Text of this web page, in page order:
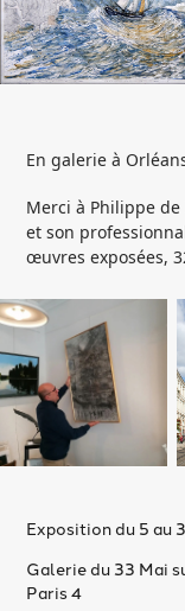
En galerie à
Merci à Philippe
et son
œuvres exposées,
Exposition du 5 au
Galerie du 33 Mai
Paris 4